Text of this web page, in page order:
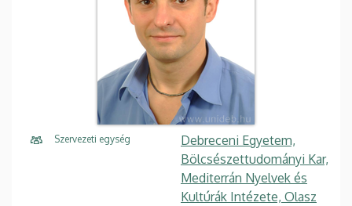
Szervezeti egység
Debreceni Egyetem,
Bölcsészettudományi Kar,
Mediterrán Nyelvek és
Kultúrák Intézete, Olasz